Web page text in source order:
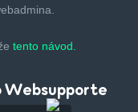
tento návod.
Websupporte